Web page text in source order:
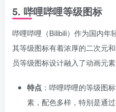
5. 哔哩哔哩等级图标
哔哩哔哩（Bilibili）作为国内年
其等级图标有着浓厚的二次元
员等级图标设计融入了动画元
特点 ：哔哩哔哩的等级图
素，配色多样，特别是通